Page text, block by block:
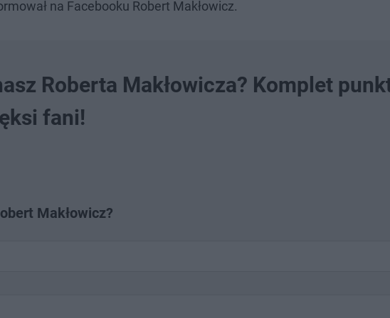
na Facebooku Robert Makłowicz.
Roberta Makłowicza? Komplet
fani!
Makłowicz?